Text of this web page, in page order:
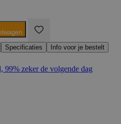
Specificaties Info voor je bestelt
99% zeker de volgende dag